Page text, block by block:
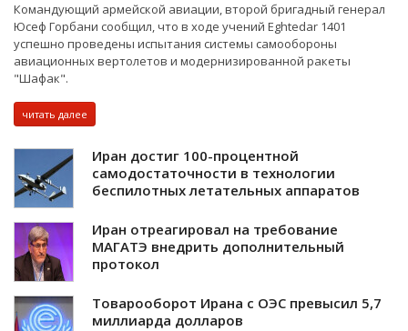
Командующий армейской авиации, второй бригадный генерал
Юсеф Горбани сообщил, что в ходе учений Eghtedar 1401
успешно проведены испытания системы самообороны
авиационных вертолетов и модернизированной ракеты
"Шафак".
читать далее
Иран достиг 100-процентной
самодостаточности в технологии
беспилотных летательных аппаратов
Иран отреагировал на требование
МАГАТЭ внедрить дополнительный
протокол
Товарооборот Ирана с ОЭС превысил 5,7
миллиарда долларов